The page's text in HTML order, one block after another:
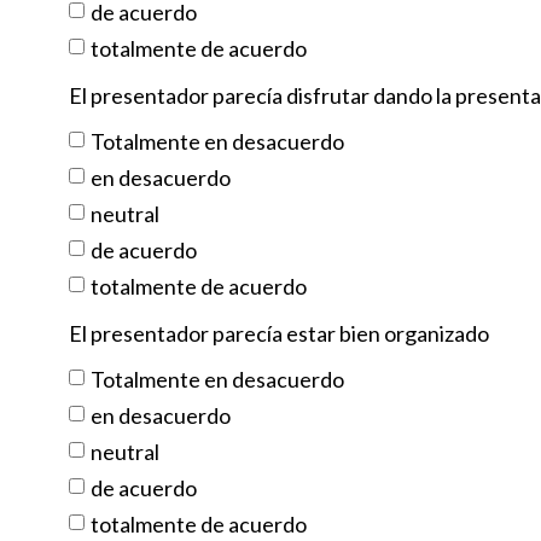
de acuerdo
totalmente de acuerdo
El presentador parecía disfrutar dando la
Totalmente en desacuerdo
en desacuerdo
neutral
de acuerdo
totalmente de acuerdo
El presentador parecía estar bien organizado
Totalmente en desacuerdo
en desacuerdo
neutral
de acuerdo
totalmente de acuerdo